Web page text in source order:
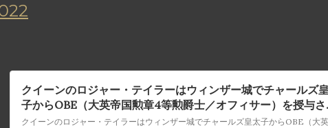
クイーンのロジャー・テイラーはウィンザー城でチャールズ
子からOBE（大英帝国勲章4等勲爵士／オフィサー）を授与さ
ました